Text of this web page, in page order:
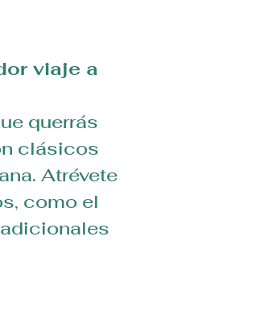
viaje a
querrás
clásicos
Atrévete
como el